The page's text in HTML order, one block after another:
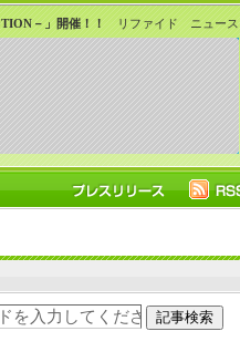
リファイド ニュース
－」開催！！